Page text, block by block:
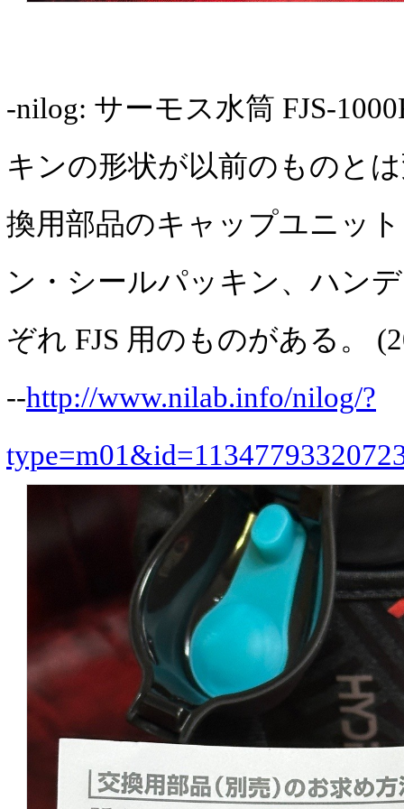
-nilog: サーモス水筒 FJS-
キンの形状が以前のものと
換用部品のキャップユニッ
ン・シールパッキン、ハン
ぞれ FJS 用のものがある。
--http://www.nilab.info/nilog/?